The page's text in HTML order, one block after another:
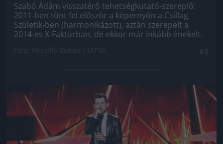
Szabó Ádám visszatérő tehetségkutató-szereplő:
2011-ben tűnt fel először a képernyőn a Csillag
Születik-ben (harmonikázott), aztán szerepelt a
2014-es X-Faktorban, de ekkor már inkább énekelt.
Jön még kép!